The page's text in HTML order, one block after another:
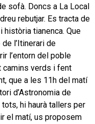
sofà. Doncs a La Local
rebutjar. Es tracta de
història tianenca. Que
l’Itinerari de
l’entorn del poble
camins verds i fent
que a les 11h del matí
d’Astronomia de
hi haurà tallers per
el matí, us proposem